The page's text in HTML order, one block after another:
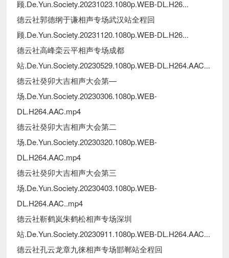
顾.De.Yun.Society.20231023.1080p.WEB-DL.H26...
德云社郭德纲于谦相声专场武汉站全程回
顾.De.Yun.Society.20231120.1080p.WEB-DL.H26...
德云社高峰栾云平相声专场成都
站.De.Yun.Society.20230529.1080p.WEB-DL.H264.AAC...
德云社癸卯大吉相声大会第—
场.De.Yun.Society.20230306.1080p.WEB-
DL.H264.AAC.mp4
德云社癸卯大吉相声大会第二
场.De.Yun.Society.20230320.1080p.WEB-
DL.H264.AAC.mp4
德云社癸卯大吉相声大会第三
场.De.Yun.Society.20230403.1080p.WEB-
DL.H264.AAC..mp4
德云社靳鹤岚朱鹤松相声专场深圳
站.De.Yun.Society.20230911.1080p.WEB-DL.H264.AAC...
德云社孔云龙章九徕相声专场邯郸站全程回